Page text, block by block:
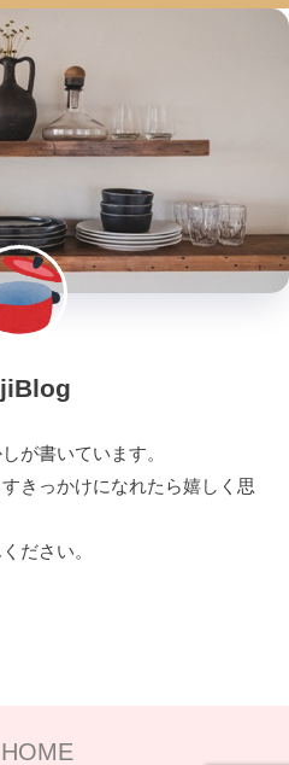
が書いています。
きっかけになれたら嬉しく思
ださい。